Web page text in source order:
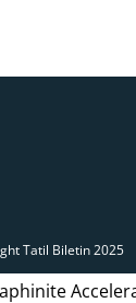
Tatil Biletin 2025